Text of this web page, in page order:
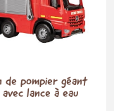
de pompier géant
lance à eau